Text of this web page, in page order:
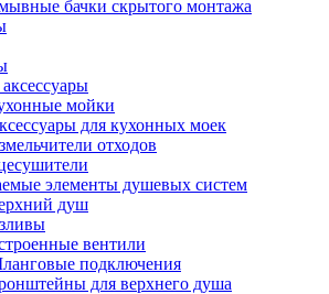
бачки скрытого монтажа
мойки
для кухонных моек
отходов
элементы душевых систем
душ
вентили
подключения
для верхнего душа